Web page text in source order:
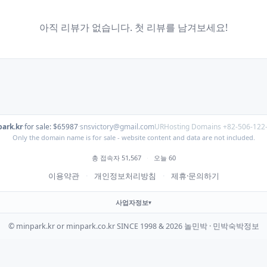
아직 리뷰가 없습니다. 첫 리뷰를 남겨보세요!
·for sale: $65987·snsvictory@gmail.comURHosting Domains +82-506-
Only the domain name is for sale - website content and data are not included.
총 접속자 51,567 · 오늘 60
이용약관 · 개인정보처리방침 · 제휴·문의하기
사업자정보
© minpark.kr or minpark.co.kr SINCE 1998 & 2026 놀민박 · 민박숙박정보